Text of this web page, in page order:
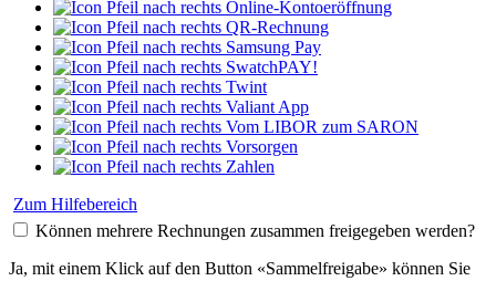
Online-Kontoeröffnung
QR-Rechnung
Samsung Pay
SwatchPAY!
Twint
Valiant App
Vom LIBOR zum SARON
Vorsorgen
Zahlen
Zum Hilfebereich
Können mehrere Rechnungen zusammen freigegeben werden?
Ja, mit einem Klick auf den Button «Sammelfreigabe» können Sie